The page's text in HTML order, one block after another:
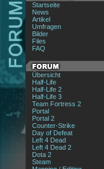
Startseite
News
Artikel
Umfragen
Bilder
Files
FAQ
Übersicht
Half-Life
Half-Life 2
Half-Life 3
Team Fortress 2
Portal
Portal 2
Counter-Strike
Day of Defeat
Left 4 Dead
Left 4 Dead 2
Dota 2
Steam